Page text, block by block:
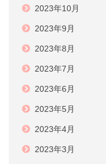
2023年10月
2023年9月
2023年8月
2023年7月
2023年6月
2023年5月
2023年4月
2023年3月